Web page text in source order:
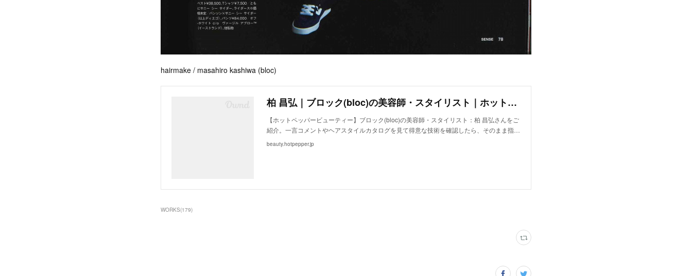
hairmake / masahiro kashiwa (bloc)
柏 昌弘｜ブロック(bloc)の美容師・スタイリスト｜ホットペッパービューティー
【ホットペッパービューティー】ブロック(bloc)の美容師・スタイリスト：柏 昌弘さんをご
紹介。一言コメントやヘアスタイルカタログを見て得意な技術を確認したら、そのまま指…
beauty.hotpepper.jp
WORKS(179)